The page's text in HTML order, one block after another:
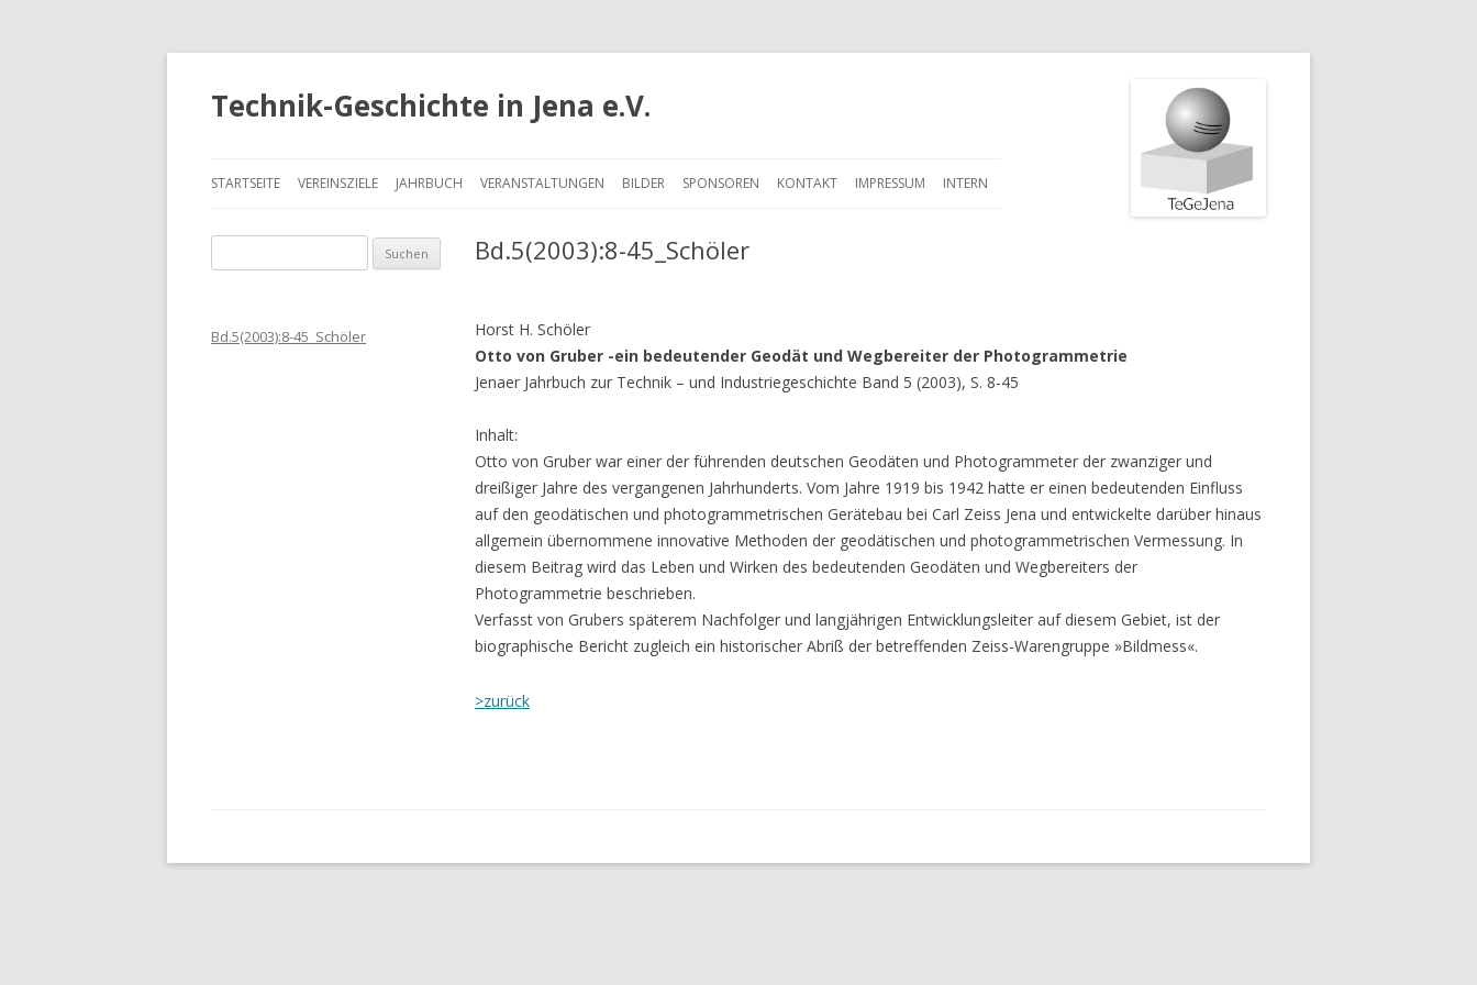
Technik-Geschichte in Jena e.V.
zum
STARTSEITE VEREINSZIELE JAHRBUCH VERANSTALTUNGEN BILDER SPONSOREN KONTAKT IMPRESSUM INTERN
Bd.5(2003):8-45_Schöler
Horst H. Schöler
Otto von Gruber -ein bedeutender Geodät und Wegbereiter der Photogrammetrie
Jenaer Jahrbuch zur Technik – und Industriegeschichte Band 5 (2003), S. 8-45
Inhalt:
Otto von Gruber war einer der führenden deutschen Geodäten und Photogrammeter der zwanziger und
dreißiger Jahre des vergangenen Jahrhunderts. Vom Jahre 1919 bis 1942 hatte er einen bedeutenden Einfluss
auf den geodätischen und photogrammetrischen Gerätebau bei Carl Zeiss Jena und entwickelte darüber hinaus
allgemein übernommene innovative Methoden der geodätischen und photogrammetrischen Vermessung. In
diesem Beitrag wird das Leben und Wirken des bedeutenden Geodäten und Wegbereiters der
Photogrammetrie beschrieben.
Verfasst von Grubers späterem Nachfolger und langjährigen Entwicklungsleiter auf diesem Gebiet, ist der
biographische Bericht zugleich ein historischer Abriß der betreffenden Zeiss-Warengruppe »Bildmess«.
>zurück
u
h
Bd.5(2003):8-45_Schöler